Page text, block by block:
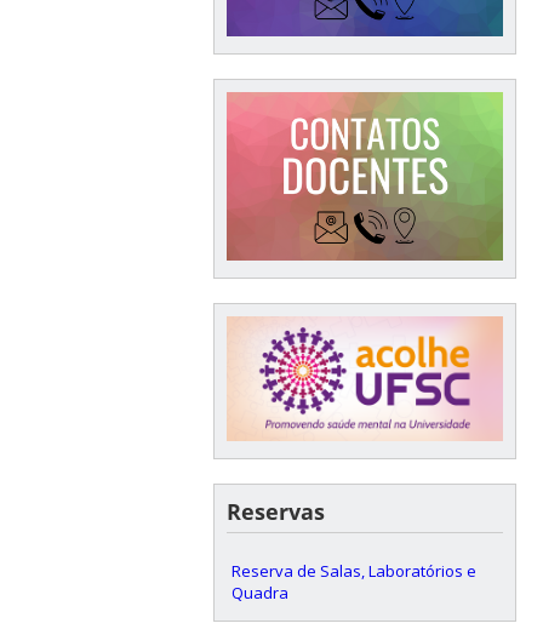
Reservas
Reserva de Salas, Laboratórios e
Quadra